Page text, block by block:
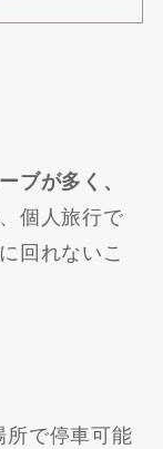
ブが多く、
個人旅行で
回れないこ
所で停車可能